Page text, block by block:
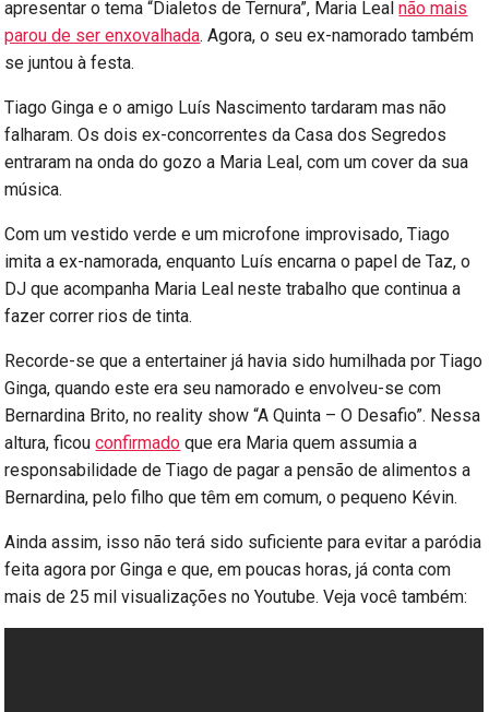
apresentar o tema “Dialetos de Ternura”, Maria Lealnão mais
parou de ser enxovalhada. Agora, o seu ex-namorado também
se juntou à festa.
Tiago Ginga e o amigo Luís Nascimento tardaram mas não
falharam. Os dois ex-concorrentes da Casa dos Segredos
entraram na onda do gozo a Maria Leal, com um cover da sua
música.
Com um vestido verde e um microfone improvisado, Tiago
imita a ex-namorada, enquanto Luís encarna o papel de Taz, o
DJ que acompanha Maria Leal neste trabalho que continua a
fazer correr rios de tinta.
Recorde-se que a entertainer já havia sido humilhada por Tiago
Ginga, quando este era seu namorado e envolveu-se com
Bernardina Brito, no reality show “A Quinta – O Desafio”. Nessa
altura, ficouconfirmado que era Maria quem assumia a
responsabilidade de Tiago de pagar a pensão de alimentos a
Bernardina, pelo filho que têm em comum, o pequeno Kévin.
Ainda assim, isso não terá sido suficiente para evitar a paródia
feita agora por Ginga e que, em poucas horas, já conta com
mais de 25 mil visualizações no Youtube. Veja você também: